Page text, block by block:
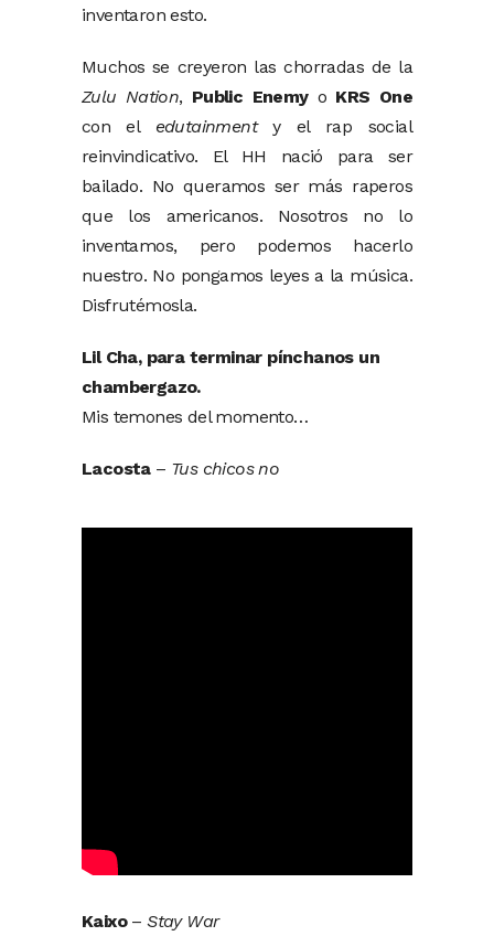
inventaron esto.
Muchos se creyeron las chorradas de la
Zulu Nation, Public Enemyo KRS One
con el edutainmenty el rap social
reinvindicativo. El HH nació para ser
bailado. No queramos ser más raperos
que los americanos. Nosotros no lo
inventamos, pero podemos hacerlo
nuestro. No pongamos leyes a la música.
Disfrutémosla.
Lil Cha, para terminar pínchanos un
chambergazo.
Mis temones del momento…
Lacosta– Tus chicos no
Kaixo–Stay War